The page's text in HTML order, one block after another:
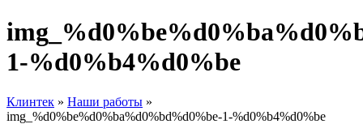
1-%d0%b4%d0%be
Клинтек » Наши работы »
img_%d0%be%d0%ba%d0%bd%d0%be-1-%d0%b4%d0%be